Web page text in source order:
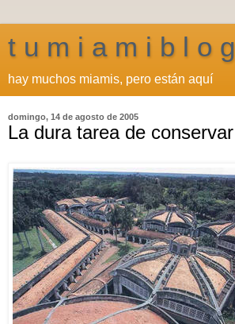
t u m i a m i b l o g
hay muchos miamis, pero están aquí
domingo, 14 de agosto de 2005
La dura tarea de conservar